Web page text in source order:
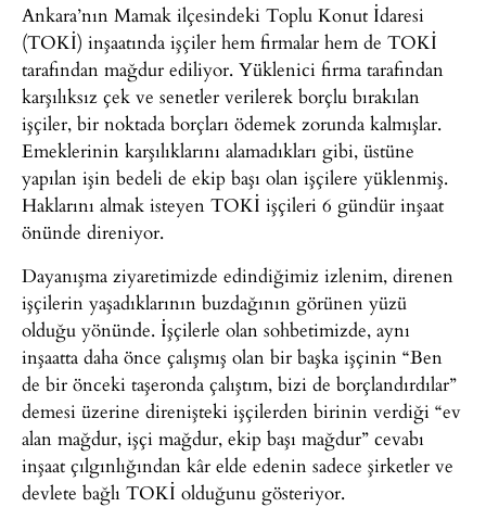
Ankara’nın Mamak ilçesindeki Toplu Konut İdaresi
(TOKİ) inşaatında işçiler hem firmalar hem de TOKİ
tarafından mağdur ediliyor. Yüklenici firma tarafından
karşılıksız çek ve senetler verilerek borçlu bırakılan
işçiler, bir noktada borçları ödemek zorunda kalmışlar.
Emeklerinin karşılıklarını alamadıkları gibi, üstüne
yapılan işin bedeli de ekip başı olan işçilere yüklenmiş.
Haklarını almak isteyen TOKİ işçileri 6 gündür inşaat
önünde direniyor.
Dayanışma ziyaretimizde edindiğimiz izlenim, direnen
işçilerin yaşadıklarının buzdağının görünen yüzü
olduğu yönünde. İşçilerle olan sohbetimizde, aynı
inşaatta daha önce çalışmış olan bir başka işçinin “Ben
de bir önceki taşeronda çalıştım, bizi de borçlandırdılar”
demesi üzerine direnişteki işçilerden birinin verdiği “ev
alan mağdur, işçi mağdur, ekip başı mağdur” cevabı
inşaat çılgınlığından kâr elde edenin sadece şirketler ve
devlete bağlı TOKİ olduğunu gösteriyor.